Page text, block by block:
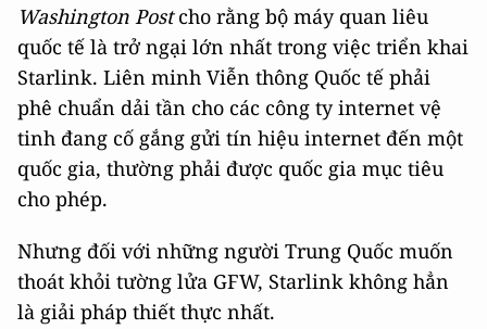
Washington Postcho rằng bộ máy quan liêu
quốc tế là trở ngại lớn nhất trong việc triển khai
Starlink. Liên minh Viễn thông Quốc tế phải
phê chuẩn dải tần cho các công ty internet vệ
tinh đang cố gắng gửi tín hiệu internet đến một
quốc gia, thường phải được quốc gia mục tiêu
cho phép.
Nhưng đối với những người Trung Quốc muốn
thoát khỏi tường lửa GFW, Starlink không hẳn
là giải pháp thiết thực nhất.